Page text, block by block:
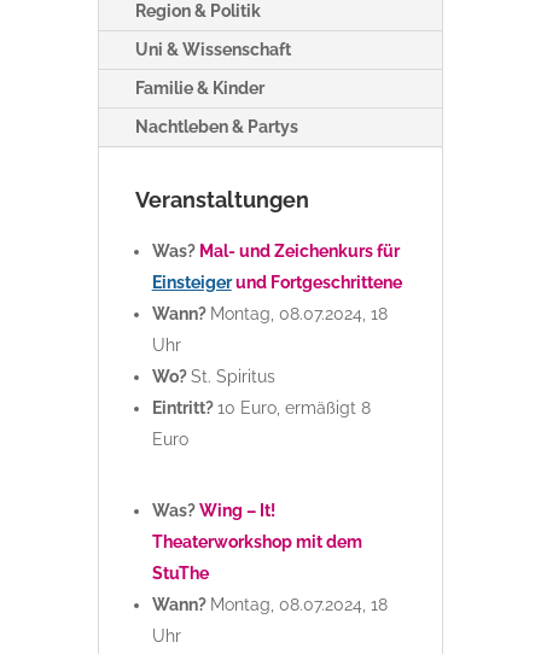
Region & Politik
Uni & Wissenschaft
Familie & Kinder
Nachtleben & Partys
Veranstaltungen
Was? Mal- und Zeichenkurs für
Einsteigerund Fortgeschrittene
Wann? Montag, 08.07.2024, 18
Uhr
Wo?St. Spiritus
Eintritt?10 Euro, ermäßigt 8
Euro
Was?Wing – It!
Theaterworkshop mit dem
StuThe
Wann? Montag, 08.07.2024, 18
Uhr